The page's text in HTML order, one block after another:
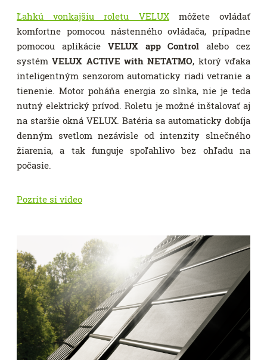
Ľahkú vonkajšiu roletu VELUXmôžete ovládať
komfortne pomocou nástenného ovládača, prípadne
pomocou aplikácie VELUX app Control alebo cez
systémVELUX ACTIVE with NETATMO, ktorý vďaka
inteligentným senzorom automaticky riadi vetranie a
tienenie. Motor poháňa energia zo slnka, nie je teda
nutný elektrický prívod. Roletu je možné inštalovať aj
na staršie okná VELUX. Batéria sa automaticky dobíja
denným svetlom nezávisle od intenzity slnečného
žiarenia, a tak funguje spoľahlivo bez ohľadu na
počasie.
Pozrite si video